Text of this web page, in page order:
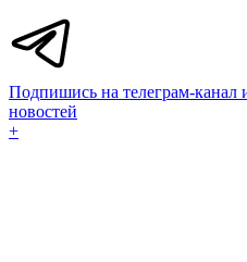
Подпишись на телеграм-канал
новостей
+